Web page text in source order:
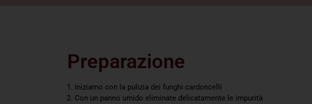
Preparazione
Iniziamo con la pulizia dei funghi cardoncelli
Con un panno umido eliminate delicatamente le impurità